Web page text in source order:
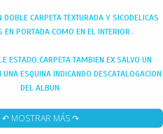
CARPETA TEXTURADA Y SICODELICAS
EN PORTADA COMO EN EL INTERIOR..
ESTADO,CARPETA TAMBIEN EX SALVO UN
ESQUINA INDICANDO DESCATALOGACION
DEL ALBUN.
↶ MOSTRAR MÁS ↷